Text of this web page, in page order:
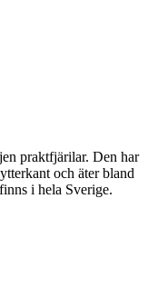
praktfjärilar. Den har
och äter bland
i hela Sverige.